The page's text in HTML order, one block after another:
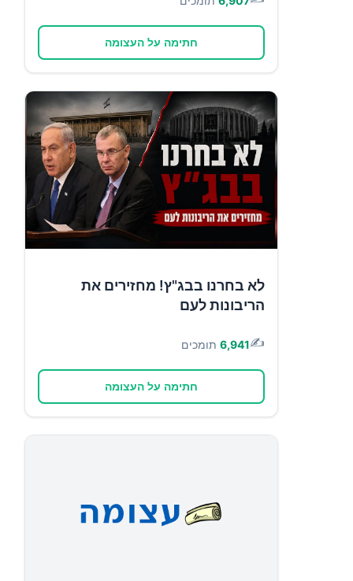
חתימה על העצומה
לא בחרנו בבג"ץ! מחזירים את
הריבונות לעם
✍️
6,941 תומכים
חתימה על העצומה